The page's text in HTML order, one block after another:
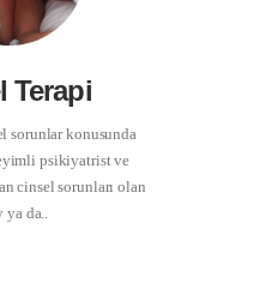
Terapi
sorunlar konusunda
psikiyatrist ve
cinsel sorunları olan
ya da..